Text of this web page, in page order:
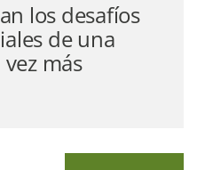
los desafíos
de una
más